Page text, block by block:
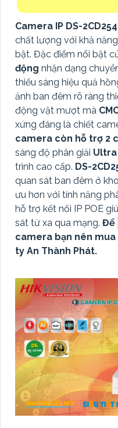
Camera IP DS-
chất lượng với khả
bật. Đặc điểm nổi bật
động nhận dạng
thiếu sáng hiệu quả
ảnh ban đêm rõ ràng
động vật mượt mà
xứng đáng là chiết
camera còn hỗ trợ 2
sáng độ phân giải Ultra
trình cao cấp. DS-
quan sát ban đêm ở
ưu hơn với tính năng
hỗ trợ kết nối IP POE
sát từ xa qua mạng. Để
camera bạn nên
ty An Thành Phát.